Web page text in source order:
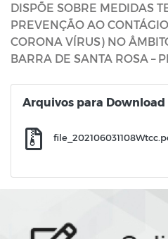
DISPÕE SOBRE MEDIDAS
PREVENÇÃO AO
CORONA VÍRUS) NO
BARRA DE SANTA ROSA –
Arquivos para Download